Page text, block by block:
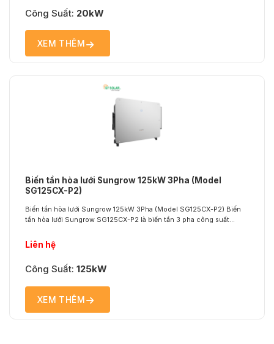
Công Suất: 20kW
XEM THÊM
Biến tần hòa lưới Sungrow 125kW 3Pha (Model
SG125CX-P2)
Liên hệ
Công Suất: 125kW
XEM THÊM
Biến tần hòa lưới Sungrow 125kW 3Pha (Model SG125CX-P2) Biến
tần hòa lưới Sungrow SG125CX-P2 là biến tần 3 pha công suất
trời thương mại và công nghiệp. Thiết bị sở hữu hiệu suất vượt trội,
khả năng giám sát...